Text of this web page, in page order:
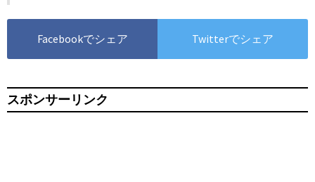
Facebookでシェア Twitterでシェア
スポンサーリンク